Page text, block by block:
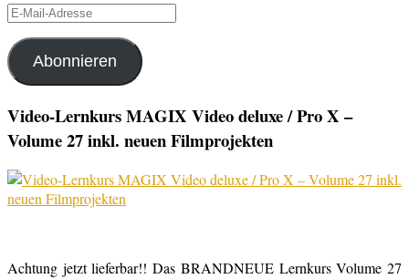
E-
Adresse
Abonnieren
Video-Lernkurs MAGIX Video deluxe / Pro X –
Volume 27 inkl. neuen Filmprojekten
Achtung jetzt lieferbar!! Das BRANDNEUE Lernkurs Volume 27